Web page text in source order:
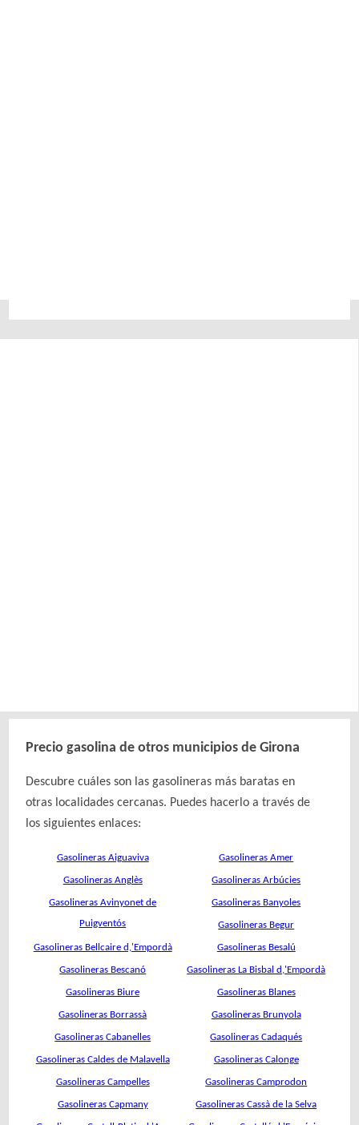
Precio gasolina de otros municipios de Girona
Descubre cuáles son las gasolineras más baratas en
otras localidades cercanas. Puedes hacerlo a través de
los siguientes enlaces:
Gasolineras Aiguaviva Gasolineras Amer
Gasolineras Anglès Gasolineras Arbúcies
Gasolineras Avinyonet de
Puigventós
Gasolineras Banyoles
Gasolineras Begur
Gasolineras Bellcaire d,'Empordà Gasolineras Besalú
Gasolineras Bescanó Gasolineras La Bisbal d,'Empordà
Gasolineras Biure Gasolineras Blanes
Gasolineras Borrassà Gasolineras Brunyola
Gasolineras Cabanelles Gasolineras Cadaqués
Gasolineras Caldes de Malavella Gasolineras Calonge
Gasolineras Campelles Gasolineras Camprodon
Gasolineras Capmany Gasolineras Cassà de la Selva